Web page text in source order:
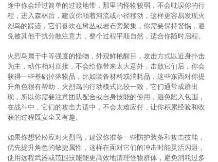
途中你会经过简单的过渡地带，那里的怪物较弱，不会耽误你的行
程，进入森林后，建议你顺着河流或小径移动，这样更容易发现火
烈鸟的踪迹，它们喜欢在树丛或岩石旁聚集，你需要保持警惕，避
免被其他干扰分散注意力，整个过程平顺自然，适合你随时启程。
火烈鸟属于中等强度的怪物，外观鲜艳醒目，攻击方式以近身扑击
为主，动作相对直接，不会给你带来太大意外，击败它们后，你会
获得一些基础掉落物品，比如装备材料或消耗品，这些东西对你提
升角色很有帮助，火烈鸟的行动模式比较一致，它们通常成群出
现，所以你需要注意团队配合或自身技能的使用，避免陷入包围，
在战斗中，它们的攻击力适中，不会太难应付，让你积累经验和收
获的过程既安全又有趣。
如果你想轻松应对火烈鸟，建议你准备一些防护装备和攻击技能，
优先提升角色的敏捷属性，这样在面对它们的冲击时能灵活闪避，
使用远程武器或范围技能能更高效地清理怪物群体，避免消耗过多